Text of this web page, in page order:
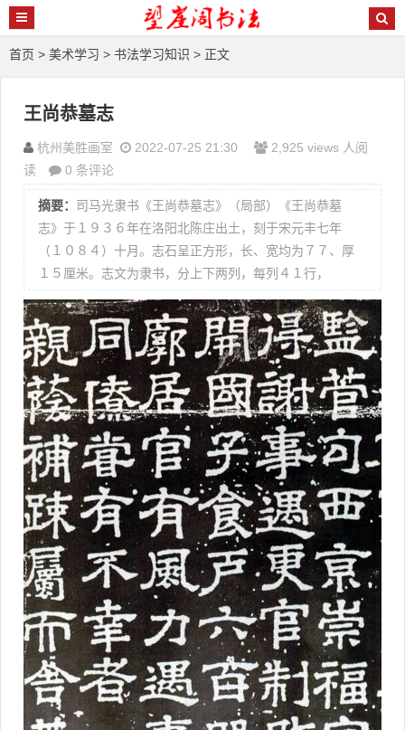
首页 > 美术学习 > 书法学习知识 > 正文
王尚恭墓志
杭州美胜画室 2022-07-25 21:30
2,925 views 人阅
读
0 条评论
摘要： 司马光隶书《王尚恭墓志》（局部）《王尚恭墓
志》于１９３６年在洛阳北陈庄出土，刻于宋元丰七年
（１０８４）十月。志石呈正方形，长、宽均为７７、厚
１５厘米。志文为隶书，分上下两列，每列４１行，